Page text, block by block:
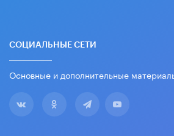
СОЦИАЛЬНЫЕ СЕТИ
Основные и дополнительные